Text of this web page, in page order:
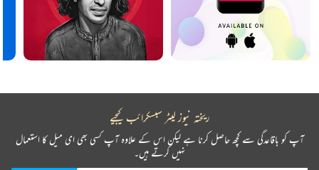
ریختہ نیوز لیٹر سبسکرائب کیجیے
آپ کو باقاعدگی سے کچھ حاصل کرنا ہے لیکن اس کے علاوہ آپ کسی بھی ای میل کا استعمال
نہیں کرتے ہیں۔